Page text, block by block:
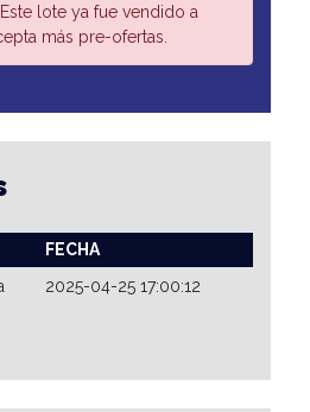
lote ya fue vendido a
más pre-ofertas.
FECHA
2025-04-25 17:00:12